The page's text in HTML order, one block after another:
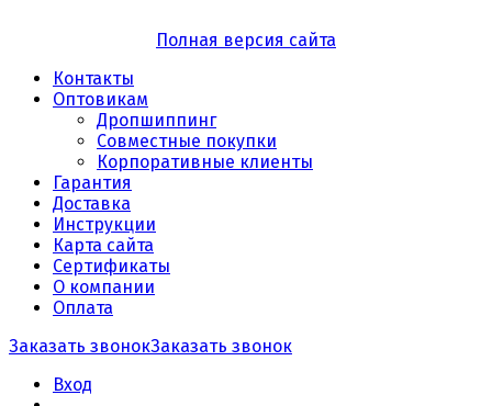
Полная версия сайта
Контакты
Оптовикам
Дропшиппинг
Совместные покупки
Корпоративные клиенты
Гарантия
Доставка
Инструкции
Карта сайта
Сертификаты
О компании
Оплата
Заказать звонокЗаказать звонок
Вход